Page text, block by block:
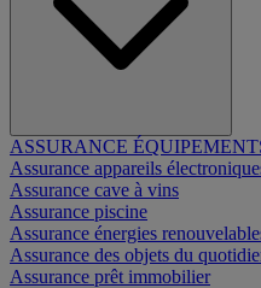
ASSURANCE
Assurance appareils
Assurance cave à vins
Assurance piscine
Assurance énergies
Assurance des objets du
Assurance prêt immobilier